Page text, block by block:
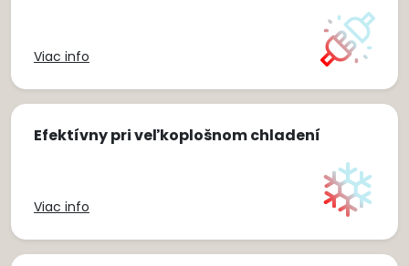
Viac info
Efektívny pri veľkoplošnom chladení
Viac info